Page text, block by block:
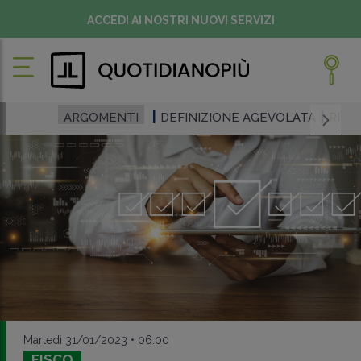
ACCEDI AI NOSTRI NUOVI SERVIZI
ARGOMENTI DEFINIZIONE AGEVOLATA
Martedì 31/01/2023 • 06:00